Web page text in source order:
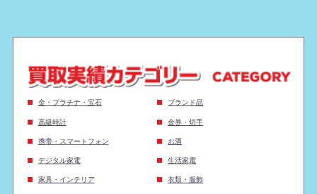
金・プラチナ・宝石 ブランド品
高級時計 金券・切手
携帯・スマートフォン お酒
デジタル家電 生活家電
家具・インテリア 衣類・服飾